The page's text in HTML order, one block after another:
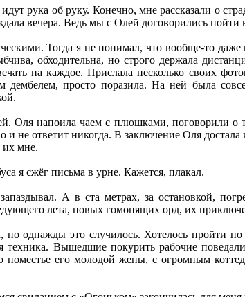
рука об руку. Конечно, мне рассказали о
вечера. Ведь мы с Олей договорились пойти
Тогда я не понимал, что вообще-то
обходительна, но строго держала
на каждое. Прислала несколько своих
дембелем, просто поразила. На ней была
Оля напоила чаем с плюшками, поговорили о
и не ответит никогда. В заключение Оля
их мне.
я сжёг письма в урне. Кажется, плакал.
А в ста метрах, за остановкой,
лета, новых гомонящих орд, их
но однажды это случилось. Хотелось пройти
техника. Вышедшие покурить рабочие
поместье его молодой жены, с огромным